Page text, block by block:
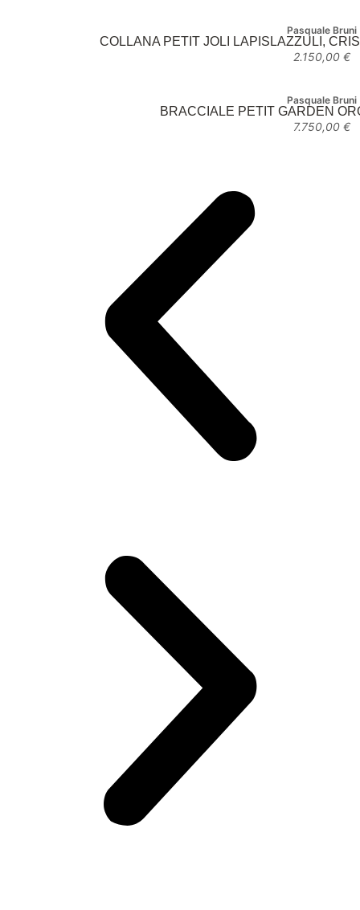
Pasquale Bruni
COLLANA PETIT JOLI LAPISLAZZULI,
2.150,00 €
Pasquale Bruni
BRACCIALE PETIT GARDEN
7.750,00 €